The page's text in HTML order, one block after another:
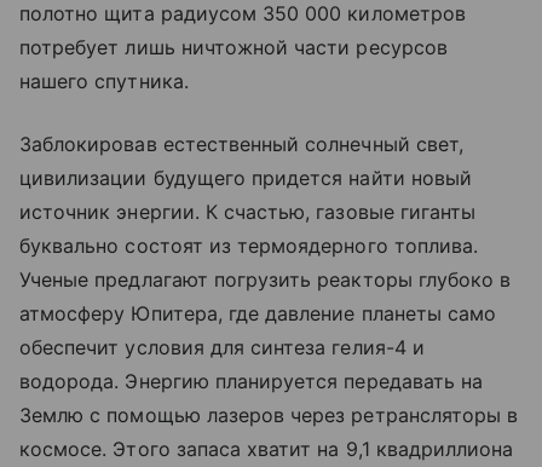
полотно щита радиусом 350 000 километров
потребует лишь ничтожной части ресурсов
нашего спутника.
Заблокировав естественный солнечный свет,
цивилизации будущего придется найти новый
источник энергии. К счастью, газовые гиганты
буквально состоят из термоядерного топлива.
Ученые предлагают погрузить реакторы глубоко в
атмосферу Юпитера, где давление планеты само
обеспечит условия для синтеза гелия-4 и
водорода. Энергию планируется передавать на
Землю с помощью лазеров через ретрансляторы в
космосе. Этого запаса хватит на 9,1 квадриллиона